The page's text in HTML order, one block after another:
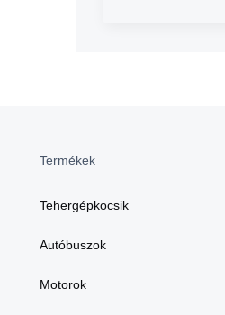
Termékek
Tehergépkocsik
Autóbuszok
Motorok